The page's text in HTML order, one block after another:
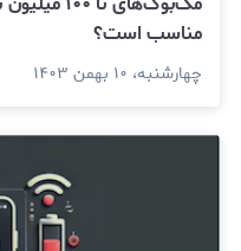
مناسب است؟
چهارشنبه، ۱۰ بهمن ۱۴۰۳